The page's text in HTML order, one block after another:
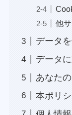
他
データ
データ
あなた
本ポリ